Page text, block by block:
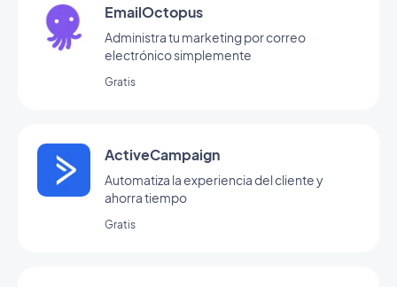
EmailOctopus
Administra tu marketing por correo
electrónico simplemente
Gratis
ActiveCampaign
Automatiza la experiencia del cliente y
ahorra tiempo
Gratis